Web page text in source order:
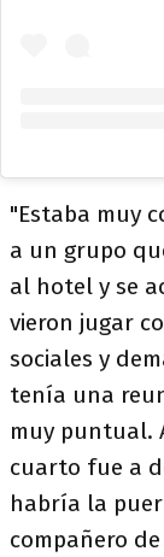
"Estaba muy
a un grupo
al hotel y se
vieron jugar
sociales y
tenía una
muy puntual.
cuarto fue a
habría la
compañero